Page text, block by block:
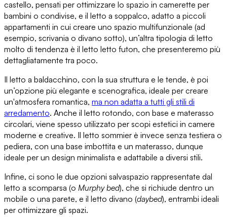
castello, pensati per ottimizzare lo spazio in camerette per
bambini o condivise, e il letto a soppalco, adatto a piccoli
appartamenti in cui creare uno spazio multifunzionale (ad
esempio, scrivania o divano sotto), un’altra tipologia di letto
molto di tendenza è il letto letto futon, che presenteremo più
dettagliatamente tra poco.
Il letto a baldacchino, con la sua struttura e le tende, è poi
un’opzione più elegante e scenografica, ideale per creare
un'atmosfera romantica, ma non adatta a tutti gli stili di
arredamento. Anche il letto rotondo, con base e materasso
circolari, viene spesso utilizzato per scopi estetici in camere
moderne e creative. Il letto sommier è invece senza testiera o
pediera, con una base imbottita e un materasso, dunque
ideale per un design minimalista e adattabile a diversi stili.
Infine, ci sono le due opzioni salvaspazio rappresentate dal
letto a scomparsa (o Murphy bed), che si richiude dentro un
mobile o una parete, e il letto divano (daybed), entrambi ideali
per ottimizzare gli spazi.